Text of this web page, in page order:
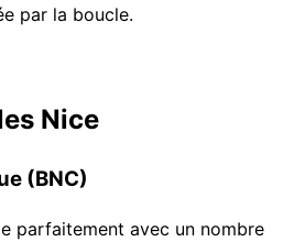
par la boucle.
Nice
(BNC)
parfaitement avec un nombre